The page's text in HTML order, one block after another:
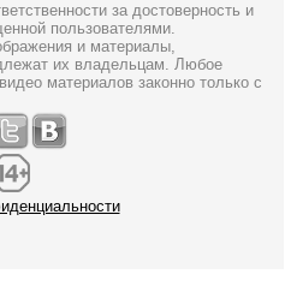
за достоверность и
пользователями.
и материалы,
их владельцам. Любое
материалов законно только с